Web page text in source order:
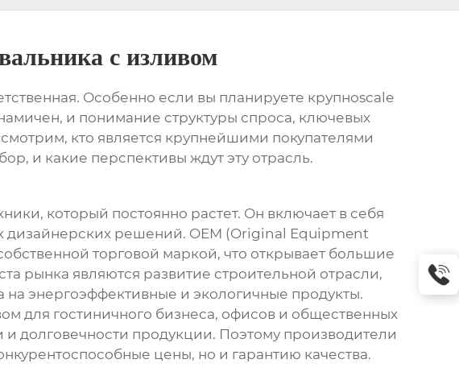
с изливом
Особенно если вы планируете крупноscale
и понимание структуры спроса, ключевых
кто является крупнейшими покупателями
и какие перспективы ждут эту отрасль.
который постоянно растет. Он включает в себя
дизайнерских решений. OEM (Original Equipment
торговой маркой, что открывает большие
рынка являются развитие строительной отрасли,
энергоэффективные и экологичные продукты.
для гостиничного бизнеса, офисов и общественных
долговечности продукции. Поэтому производители
цены, но и гарантию качества.